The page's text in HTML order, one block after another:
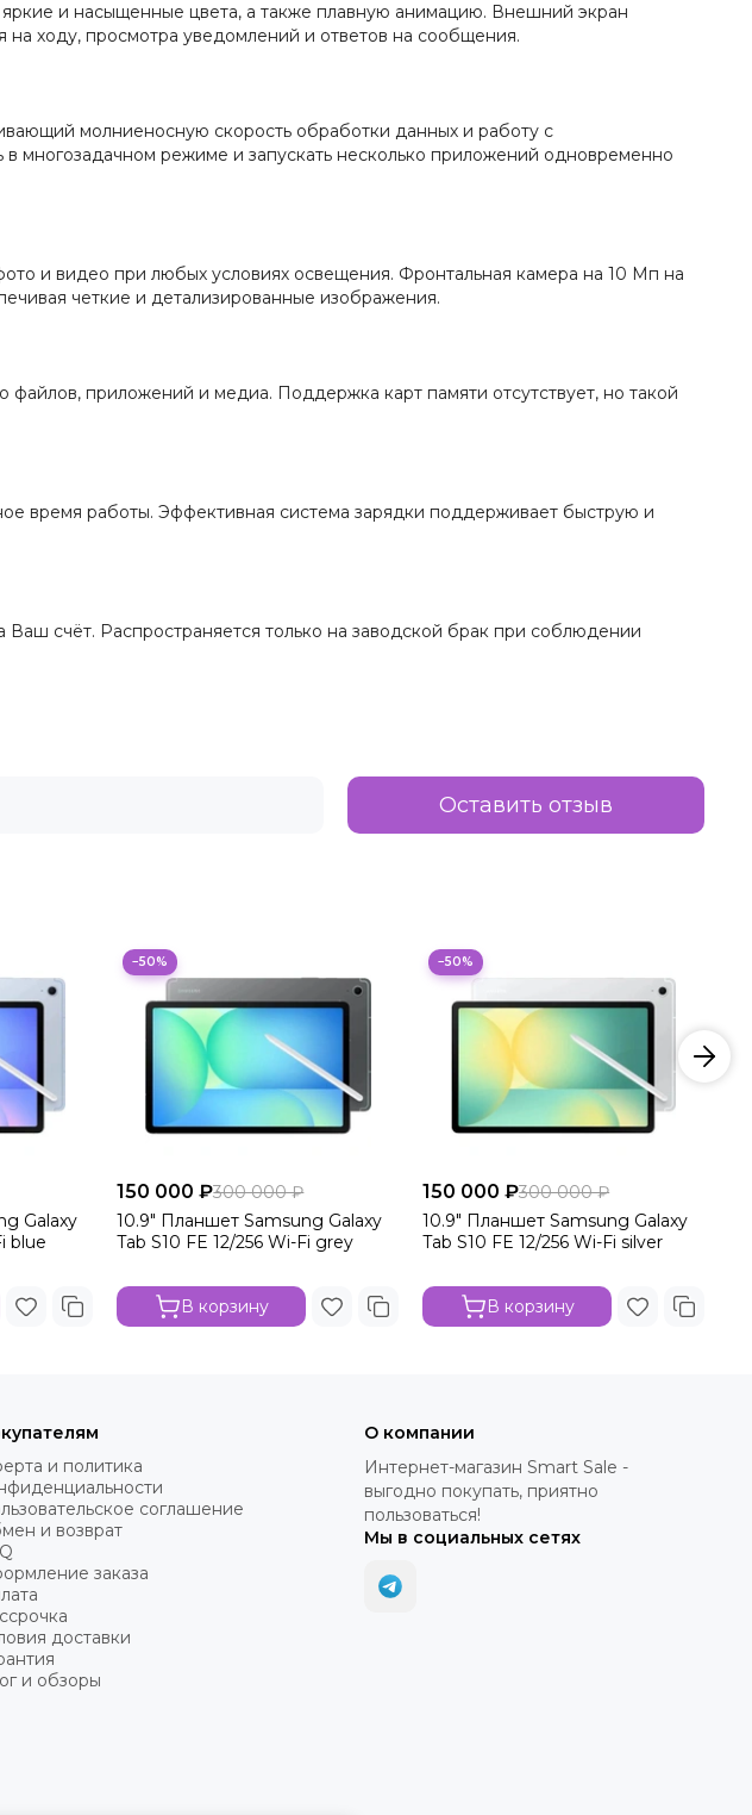
яркие и насыщенные цвета, а также плавную анимацию. Внешний экран
ходу, просмотра уведомлений и ответов на сообщения.
молниеносную скорость обработки данных и работу с
многозадачном режиме и запускать несколько приложений одновременно
и видео при любых условиях освещения. Фронтальная камера на 10 Мп на
четкие и детализированные изображения.
файлов, приложений и медиа. Поддержка карт памяти отсутствует, но такой
время работы. Эффективная система зарядки поддерживает быструю и
счёт. Распространяется только на заводской брак при соблюдении
Оставить отзыв
Galaxy
blue
−50%
150 000 ₽300 000 ₽
10.9" Планшет Samsung Galaxy
Tab S10 FE 12/256 Wi-Fi grey
В корзину
−50%
150 000 ₽300 000 ₽
10.9" Планшет Samsung Galaxy
Tab S10 FE 12/256 Wi-Fi silver
В корзину
и политика
соглашение
и возврат
заказа
доставки
и обзоры
О компании
Интернет-магазин Smart Sale -
выгодно покупать, приятно
пользоваться!
Мы в социальных сетях